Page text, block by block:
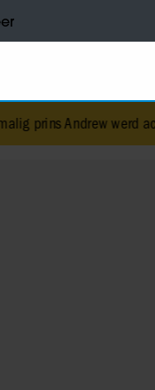
werd achtervolgd